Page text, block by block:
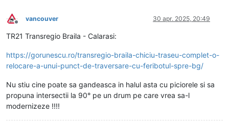
Deconectat
vancouver 30 apr. 2025, 20:49
TR21 Transregio Braila - Calarasi:
https://gorunescu.ro/transregio-braila-chiciu-traseu-complet-o-
relocare-a-unui-punct-de-traversare-cu-feribotul-spre-bg/
Nu stiu cine poate sa gandeasca in halul asta cu piciorele si sa
propuna intersectii la 90° pe un drum pe care vrea sa-l
modernizeze !!!!